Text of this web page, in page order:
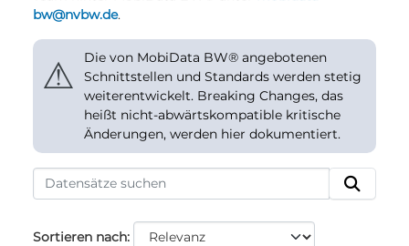
bw@nvbw.de.
⚠
Die von MobiData BW® angebotenen
Schnittstellen und Standards werden stetig
weiterentwickelt. Breaking Changes, das
heißt nicht-abwärtskompatible kritische
Änderungen, werden hier dokumentiert.
Sortieren nach